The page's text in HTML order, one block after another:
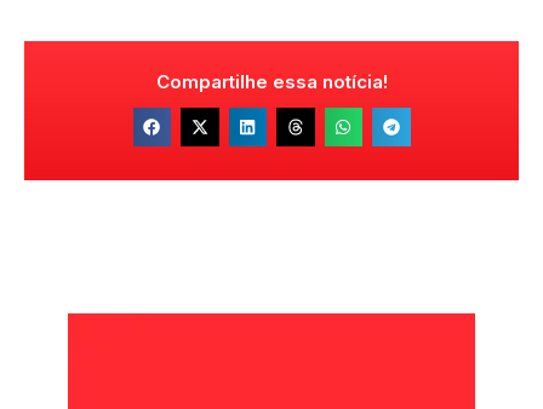
Compartilhe essa notícia!